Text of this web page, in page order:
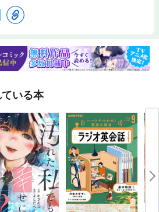
没落する人たち――世帯年収1000万円超でも
クノ・リバタリアンと“敗者”の奇妙な共闘
の未来図▼橘 玲＝＝ 特集 ＝＝大阪の底力
興……名経営者たちが紡いだ「商都」の発展
ねた研究者が読み解くデジタル時代の「万
＝＝＝＝＝＝【時評2025】●憲法問題が政
九」揶揄は反差別か地域差別か▼河合香織
よくなる」？先生、教養主義ってなぜ没落
界的ベストセラーになったか▼茂木健一郎◆八
か省インフラ化すれば日本は持続可能だ▼
】●時代を築いた作家たち腕力の司馬、洒脱
▼黒川博行×後藤正治《好評連載》●ことば
方言はこう生まれる――言語地理学者・大
●皇室のお宝拝見【第14回】伊藤若冲《動
まくら【第101回】丸亀製麺にこの身の全て
波銀波【第10回】▼澤田瞳子
いる本